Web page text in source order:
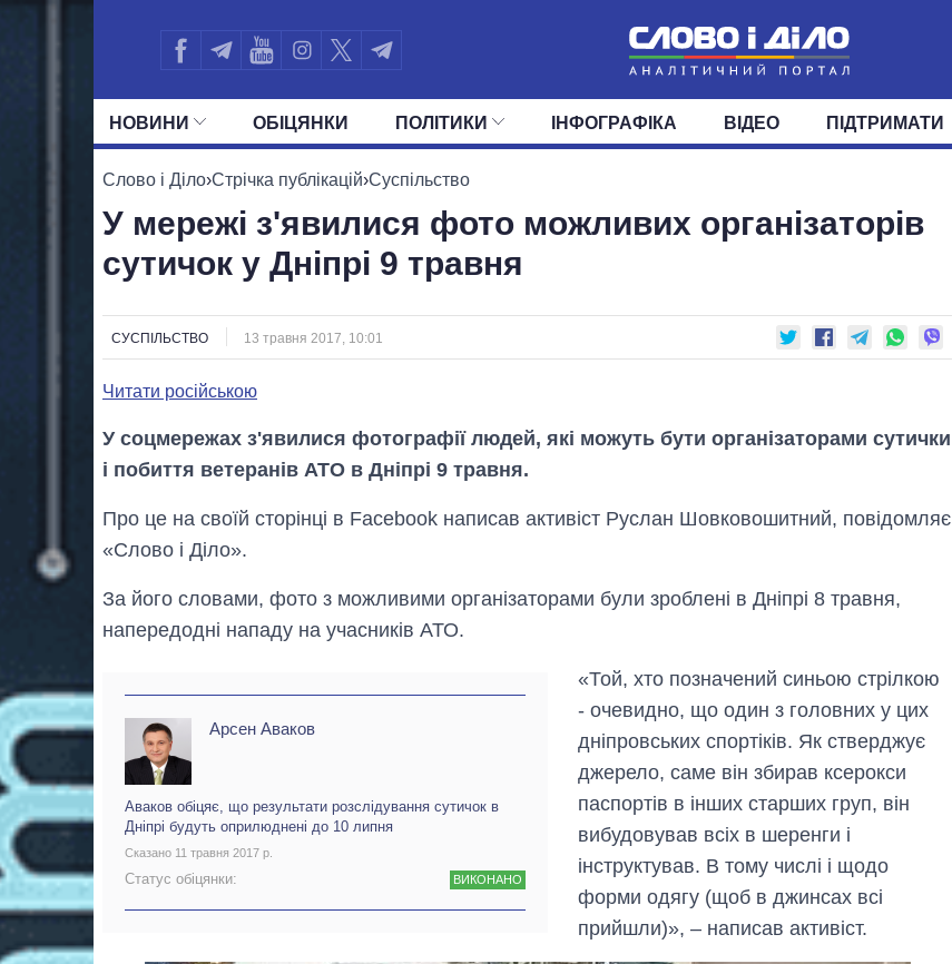
НОВИНИ
ПОЛІТИКА ЕКОНОМІКА СУСПІЛЬСТВО СВІТ
ОБIЦЯНКИ ПОЛIТИКИ
УСІ ПОЛІТИКИ ПРЕЗИДЕНТ І ОФІС
ДЕПУТАТИ КОМІТЕТИ ФРАКЦІЇ ОКРУГИ
ІНФОГРАФІКА ВІДЕО ПІДТРИМАТИ
Слово і Діло›Стрічка публікацій›Суспільство
У мережі з'явилися фото можливих організаторів
сутичок у Дніпрі 9 травня
СУСПІЛЬСТВО 13 травня 2017, 10:01
Читати російською
У соцмережах з'явилися фотографії людей, які можуть бути організаторами сутички
і побиття ветеранів АТО в Дніпрі 9 травня.
Про це на своїй сторінці в Facebook написав активіст Руслан Шовковошитний, повідомляє
«Слово і Діло».
За його словами, фото з можливими організаторами були зроблені в Дніпрі 8 травня,
напередодні нападу на учасників АТО.
Арсен Аваков
Аваков обіцяє, що результати розслідування сутичок в
Дніпрі будуть оприлюднені до 10 липня
Сказано 11 травня 2017 р.
Статус обіцянки: ВИКОНАНО
«Той, хто позначений синьою стрілкою
- очевидно, що один з головних у цих
дніпровських спортіків. Як стверджує
джерело, саме він збирав ксерокси
паспортів в інших старших груп, він
вибудовував всіх в шеренги і
інструктував. В тому числі і щодо
форми одягу (щоб в джинсах всі
прийшли)», – написав активіст.